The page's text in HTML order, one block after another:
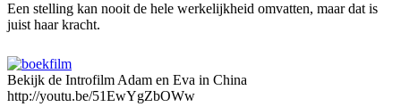
Een stelling kan nooit de hele werkelijkheid omvatten, maar dat is
juist haar kracht.
Bekijk de Introfilm Adam en Eva in China
http://youtu.be/51EwYgZbOWw